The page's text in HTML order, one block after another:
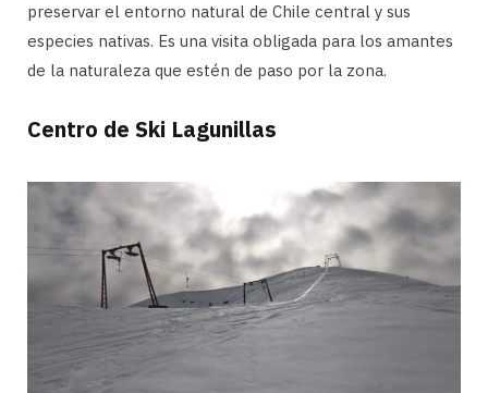
preservar el entorno natural de Chile central y sus
especies nativas. Es una visita obligada para los amantes
de la naturaleza que estén de paso por la zona.
Centro de Ski Lagunillas